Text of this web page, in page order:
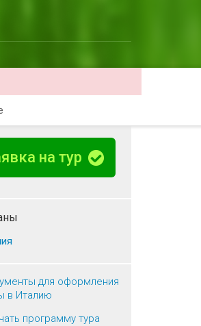
на тур
для оформления
в Италию
программу тура